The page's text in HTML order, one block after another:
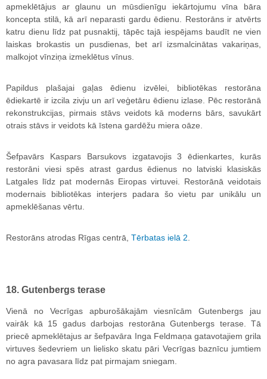
apmeklētājus ar glaunu un mūsdienīgu iekārtojumu vīna bāra
koncepta stilā, kā arī neparasti gardu ēdienu. Restorāns ir atvērts
katru dienu līdz pat pusnaktij, tāpēc tajā iespējams baudīt ne vien
laiskas brokastis un pusdienas, bet arī izsmalcinātas vakariņas,
malkojot vīnziņa izmeklētus vīnus.
Papildus plašajai gaļas ēdienu izvēlei, bibliotēkas restorāna
ēdiekartē ir izcila zivju un arī veģetāru ēdienu izlase. Pēc restorānā
rekonstrukcijas, pirmais stāvs veidots kā moderns bārs, savukārt
otrais stāvs ir veidots kā īstena gardēžu miera oāze.
Šefpavārs Kaspars Barsukovs izgatavojis 3 ēdienkartes, kurās
restorāni viesi spēs atrast gardus ēdienus no latviski klasiskās
Latgales līdz pat modernās Eiropas virtuvei. Restorānā veidotais
modernais bibliotēkas interjers padara šo vietu par unikālu un
apmeklēšanas vērtu.
Restorāns atrodas Rīgas centrā, Tērbatas ielā 2.
18. Gutenbergs terase
Vienā no Vecrīgas apburošākajām viesnīcām Gutenbergs jau
vairāk kā 15 gadus darbojas restorāna Gutenbergs terase. Tā
priecē apmeklētajus ar šefpavāra Inga Feldmaņa gatavotajiem grila
virtuves šedevriem un lielisko skatu pāri Vecrīgas baznīcu jumtiem
no agra pavasara līdz pat pirmajam sniegam.